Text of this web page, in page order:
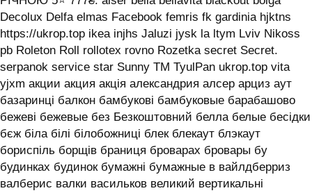
Decolux Delfa elmas Facebook femris fk gardinia hjktns
https://ukrop.top ikea injhs Jaluzi jysk la ltym Lviv Nikoss
pb Roleton Roll rollotex rovno Rozetka secret Secret.
serpanok service star Sunny TM TyulPan ukrop.top vita
yjxm акции акция акція александрия алсер арциз аут
базаринці балкон бамбукові бамбуковые барабашово
бежеві бежевые без Безкоштовний белла белые бесідки
бєж біла білі білобожниці блек блекаут блэкаут
бориспіль борщів браниця броварах бровары бу
будинках будинок бумажні бумажные в вайлдберриз
валберис валки васильков великий вертикальні